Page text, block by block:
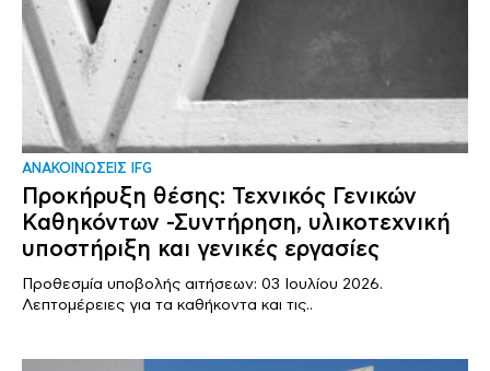
ΑΝΑΚΟΙΝΩΣΕΙΣ IFG
Προκήρυξη θέσης: Τεχνικός Γενικών
Καθηκόντων -Συντήρηση, υλικοτεχνική
υποστήριξη και γενικές εργασίες
Προθεσμία υποβολής αιτήσεων: 03 Ιουλίου 2026.
Λεπτομέρειες για τα καθήκοντα και τις..